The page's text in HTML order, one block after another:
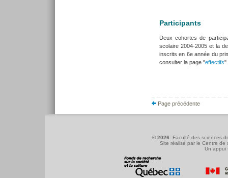
Participants
Deux cohortes de
scolaire 2004-2005 et la
inscrits en 6e année du
consulter la page "effectifs".
Page précédente
© 2026.
Faculté des sciences
Site réalisé par le Centre de
Un appui